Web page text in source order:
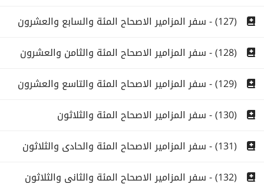
(127) - سفر المزامير الاصحاح المئة والسابع والعشرون
(128) - سفر المزامير الاصحاح المئة والثامن والعشرون
(129) - سفر المزامير الاصحاح المئة والتاسع والعشرون
(130) - سفر المزامير الاصحاح المئة والثلاثون
(131) - سفر المزامير الاصحاح المئة والحادى والثلاثون
(132) - سفر المزامير الاصحاح المئة والثانى والثلاثون